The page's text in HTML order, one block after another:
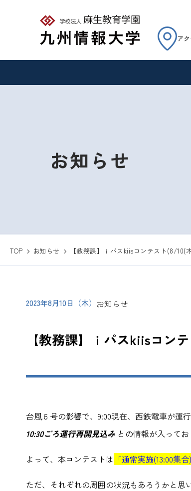
ア
お知らせ
TOP お知らせ 【教務課】ｉパスkiisコンテスト(8/10(
2023年8月10日（木） お知らせ
【教務課】ｉパスkiisコン
台風６号の影響で、9:00現在、西鉄電車が運
10:30ごろ運行再開見込み との情報が入って
よって、本コンテストは 「通常実施(13:00集合)
ただ、それぞれの周囲の状況もあろうかと思